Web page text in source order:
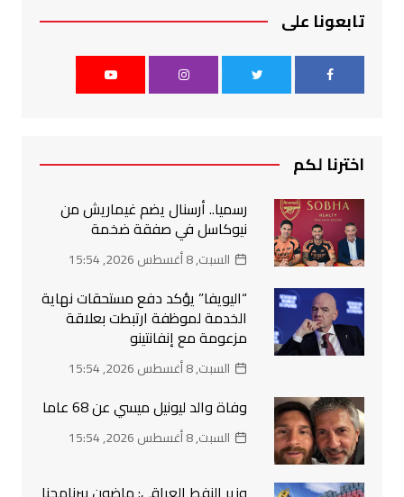
تابعونا على
اخترنا لكم
رسميا.. أرسنال يضم غيماريش من
نيوكاسل في صفقة ضخمة
السبت, 8 أغسطس 2026, 15:54
“اليويفا” يؤكد دفع مستحقات نهاية
الخدمة لموظفة ارتبطت بعلاقة
مزعومة مع إنفانتينو
السبت, 8 أغسطس 2026, 15:54
وفاة والد ليونيل ميسي عن 68 عاما
السبت, 8 أغسطس 2026, 15:54